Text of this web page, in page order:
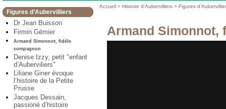
Figures d’Aubervilliers
Dr Jean Buisson
Firmin Gémier
Armand Simonnot, fidèle
compagnon
Denise Izzy, petit "enfant
d’Auberviliers"
Liliane Giner évoque
l’histoire de la Petite
Prusse
Jacques Dessain,
passioné d’histoire
Accueil >Histoire d’Aubervilliers>Figures
Armand Simonnot,